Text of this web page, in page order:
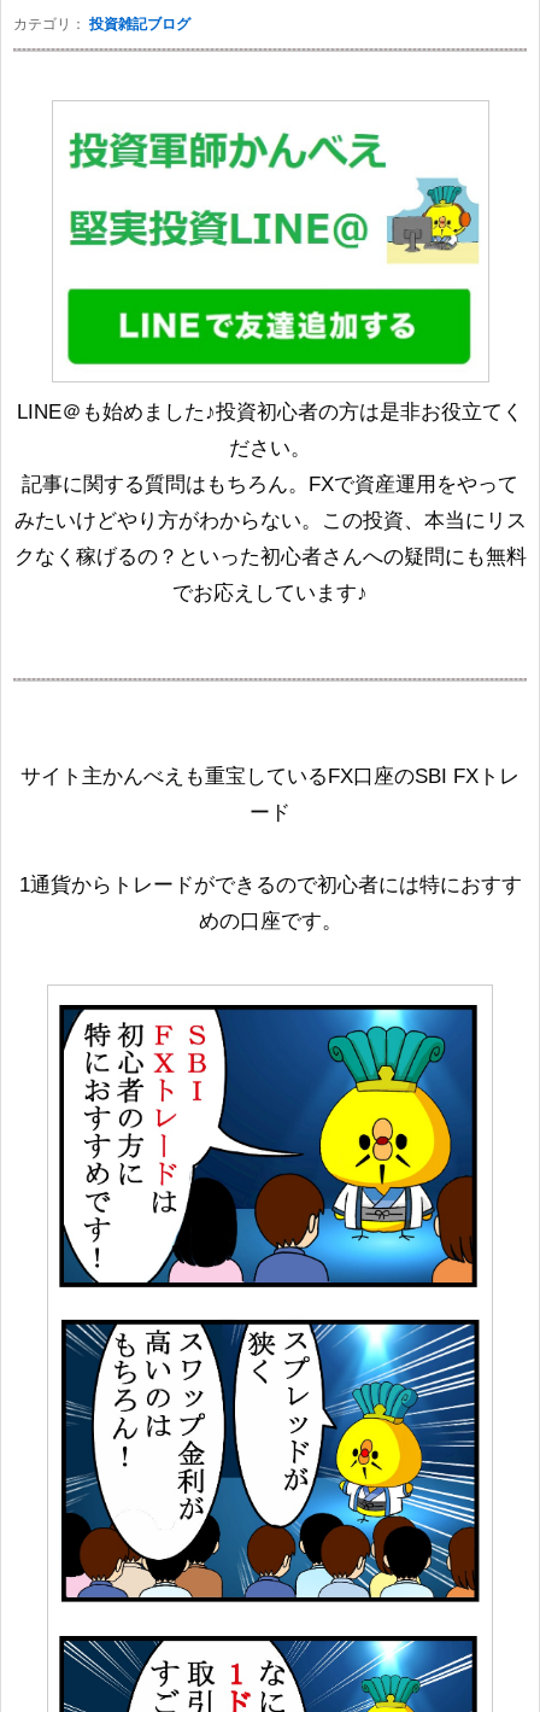
カテゴリ： 投資雑記ブログ
LINE＠も始めました♪投資初心者の方は是非お役立てく
ださい。
記事に関する質問はもちろん。FXで資産運用をやって
みたいけどやり方がわからない。この投資、本当にリス
クなく稼げるの？といった初心者さんへの疑問にも無料
でお応えしています♪
サイト主かんべえも重宝しているFX口座のSBI FXトレ
ード
1通貨からトレードができるので初心者には特におすす
めの口座です。